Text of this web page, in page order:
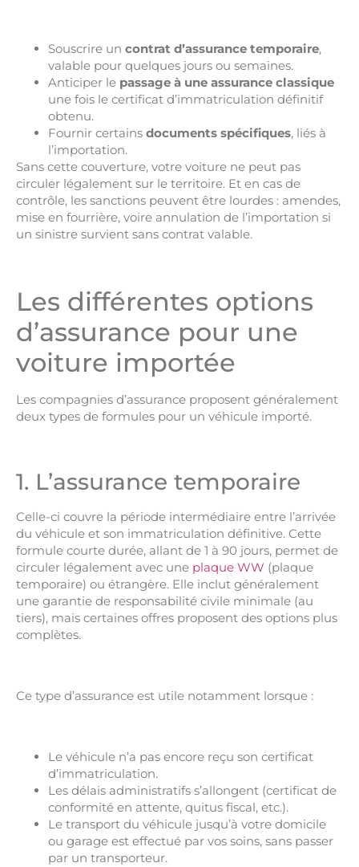
Souscrire un contrat d’assurance temporaire,
valable pour quelques jours ou semaines.
Anticiper le passage à une assurance classique
une fois le certificat d’immatriculation définitif
obtenu.
Fournir certains documents spécifiques, liés à
l’importation.
Sans cette couverture, votre voiture ne peut pas
circuler légalement sur le territoire. Et en cas de
contrôle, les sanctions peuvent être lourdes : amendes,
mise en fourrière, voire annulation de l’importation si
un sinistre survient sans contrat valable.
Les différentes options
d’assurance pour une
voiture importée
Les compagnies d’assurance proposent généralement
deux types de formules pour un véhicule importé.
1. L’assurance temporaire
Celle-ci couvre la période intermédiaire entre l’arrivée
du véhicule et son immatriculation définitive. Cette
formule courte durée, allant de 1 à 90 jours, permet de
circuler légalement avec une plaque WW (plaque
temporaire) ou étrangère. Elle inclut généralement
une garantie de responsabilité civile minimale (au
tiers), mais certaines offres proposent des options plus
complètes.
Ce type d’assurance est utile notamment lorsque :
Le véhicule n’a pas encore reçu son certificat
d’immatriculation.
Les délais administratifs s’allongent (certificat de
conformité en attente, quitus fiscal, etc.).
Le transport du véhicule jusqu’à votre domicile
ou garage est effectué par vos soins, sans passer
par un transporteur.